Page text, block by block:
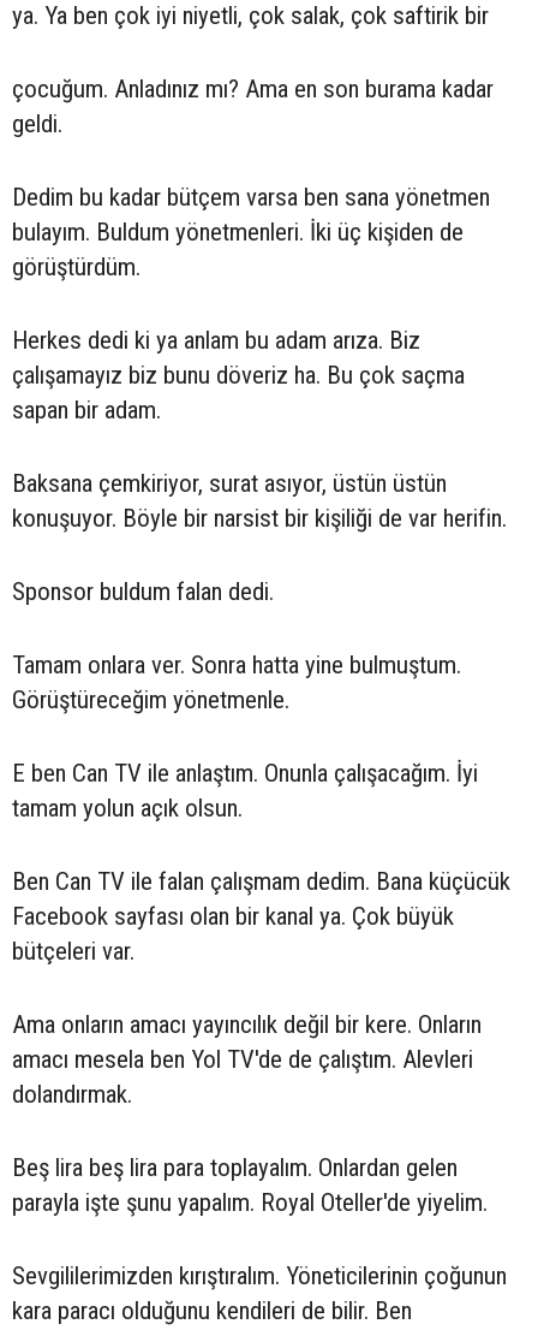
ya. Ya ben çok iyi niyetli, çok salak, çok saftirik bir
çocuğum. Anladınız mı? Ama en son burama kadar
geldi.
Dedim bu kadar bütçem varsa ben sana yönetmen
bulayım. Buldum yönetmenleri. İki üç kişiden de
görüştürdüm.
Herkes dedi ki ya anlam bu adam arıza. Biz
çalışamayız biz bunu döveriz ha. Bu çok saçma
sapan bir adam.
Baksana çemkiriyor, surat asıyor, üstün üstün
konuşuyor. Böyle bir narsist bir kişiliği de var herifin.
Sponsor buldum falan dedi.
Tamam onlara ver. Sonra hatta yine bulmuştum.
Görüştüreceğim yönetmenle.
E ben Can TV ile anlaştım. Onunla çalışacağım. İyi
tamam yolun açık olsun.
Ben Can TV ile falan çalışmam dedim. Bana küçücük
Facebook sayfası olan bir kanal ya. Çok büyük
bütçeleri var.
Ama onların amacı yayıncılık değil bir kere. Onların
amacı mesela ben Yol TV'de de çalıştım. Alevleri
dolandırmak.
Beş lira beş lira para toplayalım. Onlardan gelen
parayla işte şunu yapalım. Royal Oteller'de yiyelim.
Sevgililerimizden kırıştıralım. Yöneticilerinin çoğunun
kara paracı olduğunu kendileri de bilir. Ben